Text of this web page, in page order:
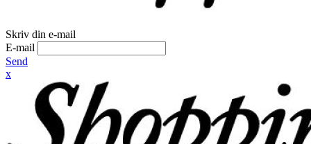
Skriv din e-mail
E-mail
Send
x